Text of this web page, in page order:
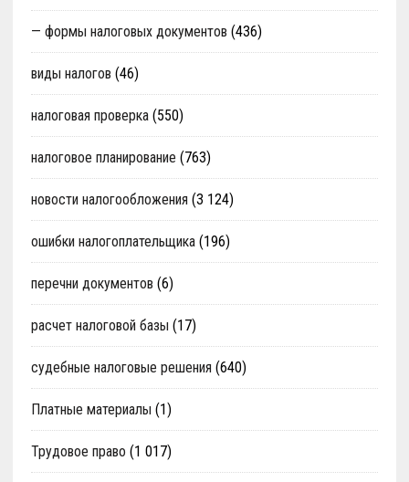
— формы налоговых документов (436)
виды налогов (46)
налоговая проверка(550)
налоговое планирование (763)
новости налогообложения (3 124)
ошибки налогоплательщика(196)
перечни документов (6)
расчет налоговой базы (17)
судебные налоговые решения (640)
Платные материалы (1)
Трудовое право (1 017)